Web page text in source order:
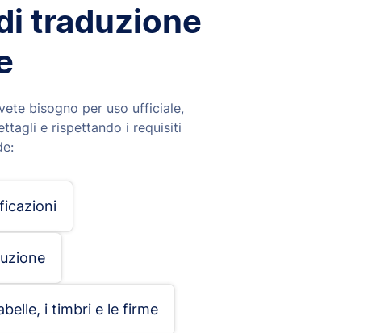
traduzione
bisogno per uso ufficiale,
e rispettando i requisiti
i timbri e le firme